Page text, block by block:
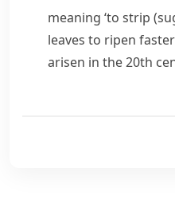
meaning ‘to strip
leaves to ripen
arisen in the 20th